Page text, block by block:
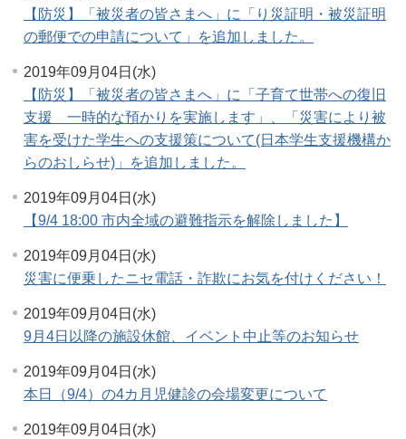
【防災】「被災者の皆さまへ」に「り災証明・被災証明
の郵便での申請について」を追加しました。
2019年09月04日(水)
【防災】「被災者の皆さまへ」に「子育て世帯への復旧
支援 一時的な預かりを実施します」、「災害により被
害を受けた学生への支援策について(日本学生支援機構か
らのおしらせ)」を追加しました。
2019年09月04日(水)
【9/4 18:00 市内全域の避難指示を解除しました】
2019年09月04日(水)
災害に便乗したニセ電話・詐欺にお気を付けください！
2019年09月04日(水)
9月4日以降の施設休館、イベント中止等のお知らせ
2019年09月04日(水)
本日（9/4）の4カ月児健診の会場変更について
2019年09月04日(水)